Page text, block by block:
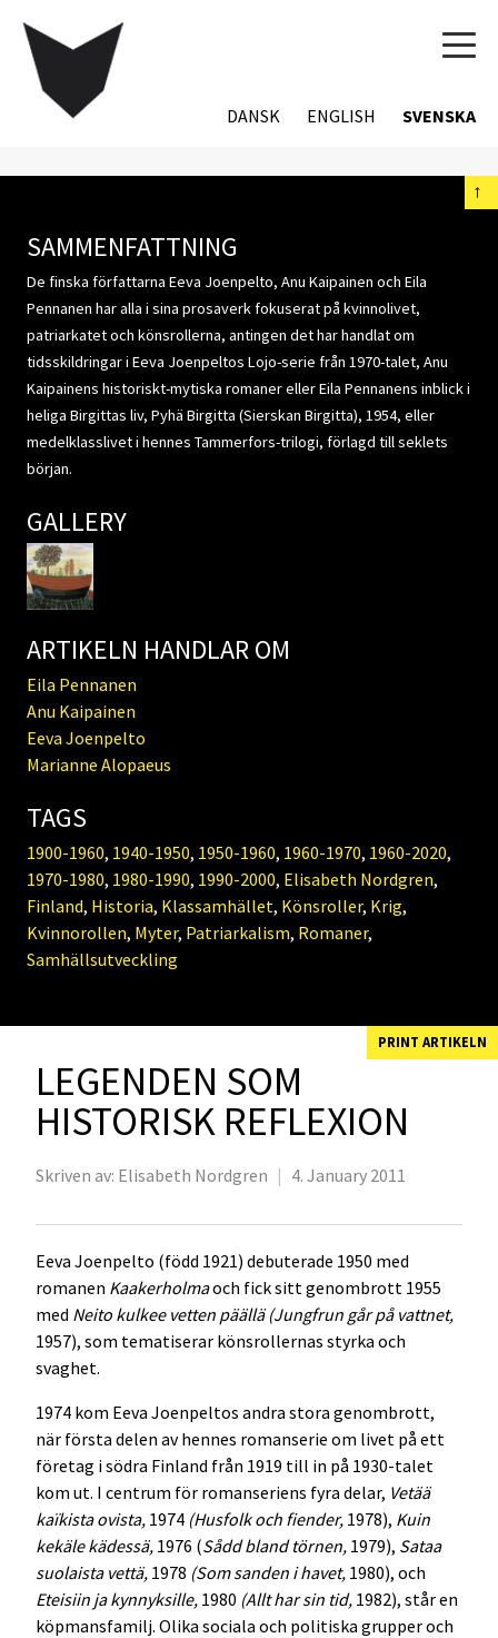
DANSK ENGLISH SVENSKA
←
SAMMENFATTNING
De finska författarna Eeva Joenpelto, Anu Kaipainen och Eila
Pennanen har alla i sina prosaverk fokuserat på kvinnolivet,
patriarkatet och könsrollerna, antingen det har handlat om
tidsskildringar i Eeva Joenpeltos Lojo-serie från 1970-talet, Anu
Kaipainens historiskt-mytiska romaner eller Eila Pennanens inblick i
heliga Birgittas liv, Pyhä Birgitta (Sierskan Birgitta), 1954, eller
medelklasslivet i hennes Tammerfors-trilogi, förlagd till seklets
början.
GALLERY
ARTIKELN HANDLAR OM
Eila Pennanen
Anu Kaipainen
Eeva Joenpelto
Marianne Alopaeus
TAGS
1900-1960, 1940-1950, 1950-1960, 1960-1970, 1960-2020,
1970-1980, 1980-1990, 1990-2000, Elisabeth Nordgren,
Finland, Historia, Klassamhället, Könsroller, Krig,
Kvinnorollen, Myter, Patriarkalism, Romaner,
Samhällsutveckling
PRINT ARTIKELN
LEGENDEN SOM
HISTORISK REFLEXION
Skriven av: Elisabeth Nordgren | 4. January 2011
Eeva Joenpelto (född 1921) debuterade 1950 med
romanen Kaakerholmaoch fick sitt genombrott 1955
med Neito kulkee vetten päällä (Jungfrun går på vattnet,
1957), som tematiserar könsrollernas styrka och
svaghet.
1974 kom Eeva Joenpeltos andra stora genombrott,
när första delen av hennes romanserie om livet på ett
företag i södra Finland från 1919 till in på 1930-talet
kom ut. I centrum för romanseriens fyra delar, Vetää
kaïkista ovista, 1974 (Husfolk och fiender, 1978), Kuin
kekäle kädessä, 1976 (Sådd bland törnen, 1979), Sataa
suolaista vettä, 1978 (Som sanden i havet, 1980), och
Eteisiin ja kynnyksille, 1980 (Allt har sin tid, 1982), står en
köpmansfamilj. Olika sociala och politiska grupper och